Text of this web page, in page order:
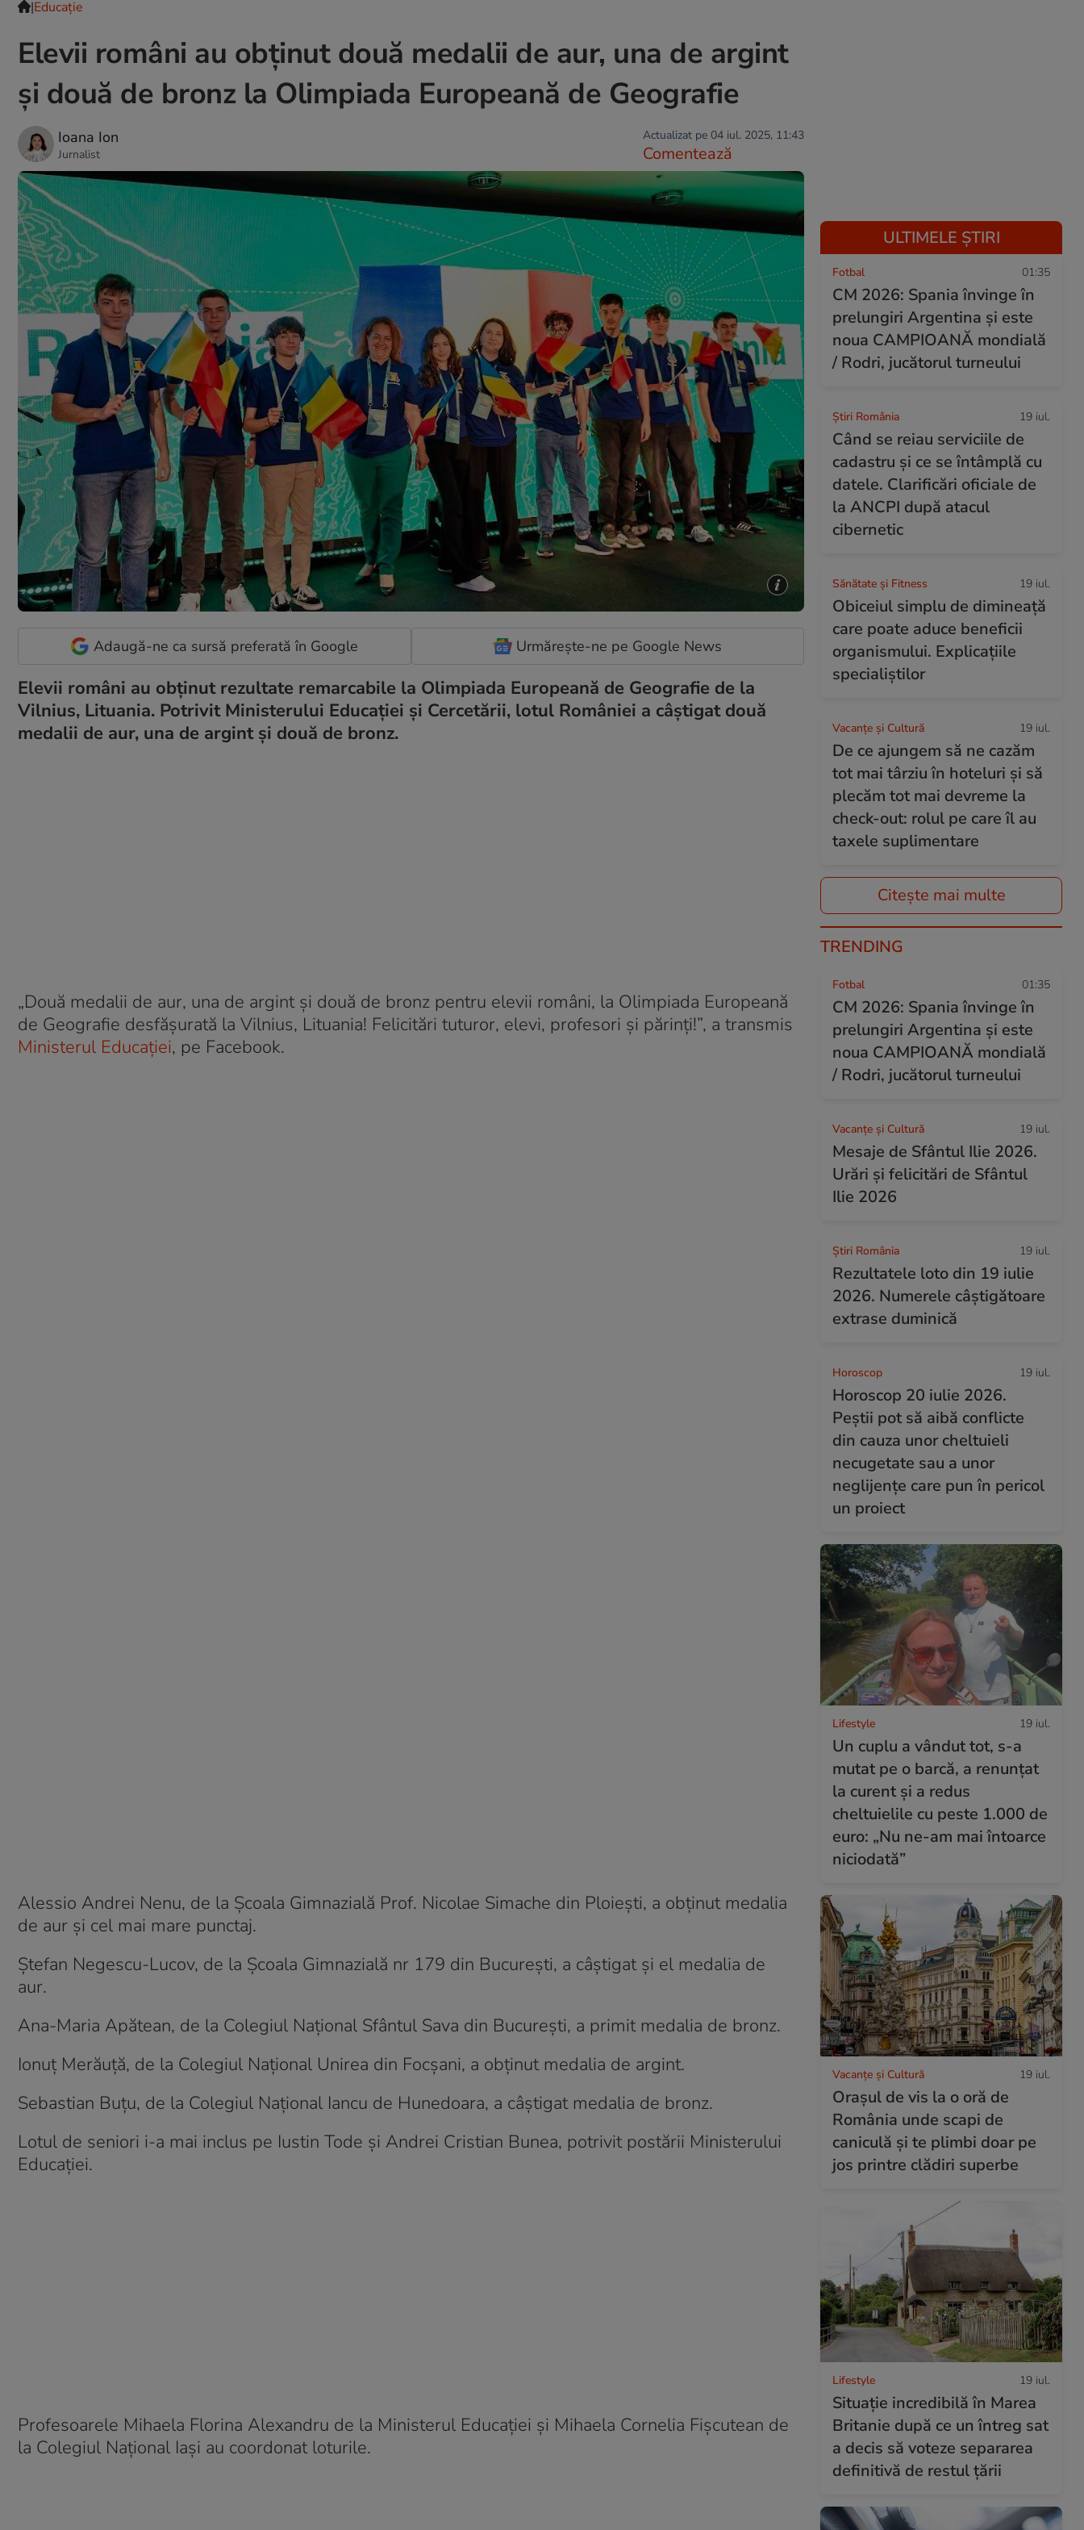
|Educație
Elevii români au obținut două medalii de aur, una de argint
și două de bronz la Olimpiada Europeană de Geografie
Ioana Ion
Jurnalist
Actualizat pe 04 iul. 2025, 11:43
Comentează
Adaugă-ne ca sursă preferată în Google Urmărește-ne pe Google News
Elevii români au obținut rezultate remarcabile la Olimpiada Europeană de Geografie de la
Vilnius, Lituania. Potrivit Ministerului Educației și Cercetării, lotul României a câștigat două
medalii de aur, una de argint și două de bronz.
„Două medalii de aur, una de argint și două de bronz pentru elevii români, la Olimpiada Europeană
de Geografie desfășurată la Vilnius, Lituania! Felicitări tuturor, elevi, profesori și părinți!”, a transmis
Ministerul Educației, pe Facebook.
Alessio Andrei Nenu, de la Școala Gimnazială Prof. Nicolae Simache din Ploiești, a obținut medalia
de aur și cel mai mare punctaj.
Ștefan Negescu-Lucov, de la Școala Gimnazială nr 179 din București, a câștigat și el medalia de
aur.
Ana-Maria Apătean, de la Colegiul Național Sfântul Sava din București, a primit medalia de bronz.
Ionuț Merăuță, de la Colegiul Național Unirea din Focșani, a obținut medalia de argint.
Sebastian Buțu, de la Colegiul Național Iancu de Hunedoara, a câștigat medalia de bronz.
Lotul de seniori i-a mai inclus pe Iustin Tode și Andrei Cristian Bunea, potrivit postării Ministerului
Educației.
Profesoarele Mihaela Florina Alexandru de la Ministerul Educației și Mihaela Cornelia Fișcutean de
la Colegiul Național Iași au coordonat loturile.
ULTIMELE ȘTIRI
Fotbal 01:35
CM 2026: Spania învinge în
prelungiri Argentina și este
noua CAMPIOANĂ mondială
/ Rodri, jucătorul turneului
Știri România 19 iul.
Când se reiau serviciile de
cadastru și ce se întâmplă cu
datele. Clarificări oficiale de
la ANCPI după atacul
cibernetic
Sănătate și Fitness 19 iul.
Obiceiul simplu de dimineață
care poate aduce beneficii
organismului. Explicațiile
specialiștilor
Vacanțe și Cultură 19 iul.
De ce ajungem să ne cazăm
tot mai târziu în hoteluri și să
plecăm tot mai devreme la
check-out: rolul pe care îl au
taxele suplimentare
Citește mai multe
TRENDING
Fotbal 01:35
CM 2026: Spania învinge în
prelungiri Argentina și este
noua CAMPIOANĂ mondială
/ Rodri, jucătorul turneului
Vacanțe și Cultură 19 iul.
Mesaje de Sfântul Ilie 2026.
Urări și felicitări de Sfântul
Ilie 2026
Știri România 19 iul.
Rezultatele loto din 19 iulie
2026. Numerele câștigătoare
extrase duminică
Horoscop 19 iul.
Horoscop 20 iulie 2026.
Peștii pot să aibă conflicte
din cauza unor cheltuieli
necugetate sau a unor
neglijențe care pun în pericol
un proiect
Lifestyle 19 iul.
Un cuplu a vândut tot, s-a
mutat pe o barcă, a renunțat
la curent și a redus
cheltuielile cu peste 1.000 de
euro: „Nu ne-am mai întoarce
niciodată”
Vacanțe și Cultură 19 iul.
Orașul de vis la o oră de
România unde scapi de
caniculă și te plimbi doar pe
jos printre clădiri superbe
Lifestyle 19 iul.
Situație incredibilă în Marea
Britanie după ce un întreg sat
a decis să voteze separarea
definitivă de restul țării